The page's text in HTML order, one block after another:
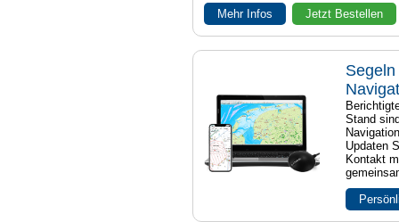
Mehr Infos Jetzt Bestellen
Stand
Updaten
Kontakt